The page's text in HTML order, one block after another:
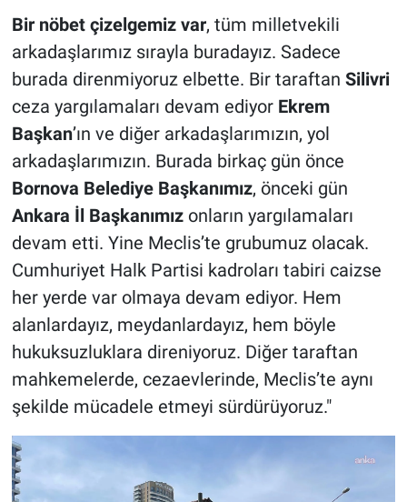
Bir nöbet çizelgemiz var, tüm milletvekili
arkadaşlarımız sırayla buradayız. Sadece
burada direnmiyoruz elbette. Bir taraftan Silivri
ceza yargılamaları devam ediyorEkrem
Başkan’ın ve diğer arkadaşlarımızın, yol
arkadaşlarımızın. Burada birkaç gün önce
Bornova Belediye Başkanımız, önceki gün
Ankara İl Başkanımızonların yargılamaları
devam etti. Yine Meclis’te grubumuz olacak.
Cumhuriyet Halk Partisi kadroları tabiri caizse
her yerde var olmaya devam ediyor. Hem
alanlardayız, meydanlardayız, hem böyle
hukuksuzluklara direniyoruz. Diğer taraftan
mahkemelerde, cezaevlerinde, Meclis’te aynı
şekilde mücadele etmeyi sürdürüyoruz."